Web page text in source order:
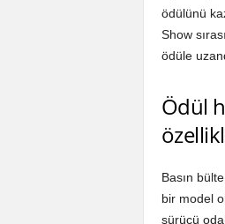
ödülünü
Show
ödüle
Ödül
Basın
bir model
sürücü